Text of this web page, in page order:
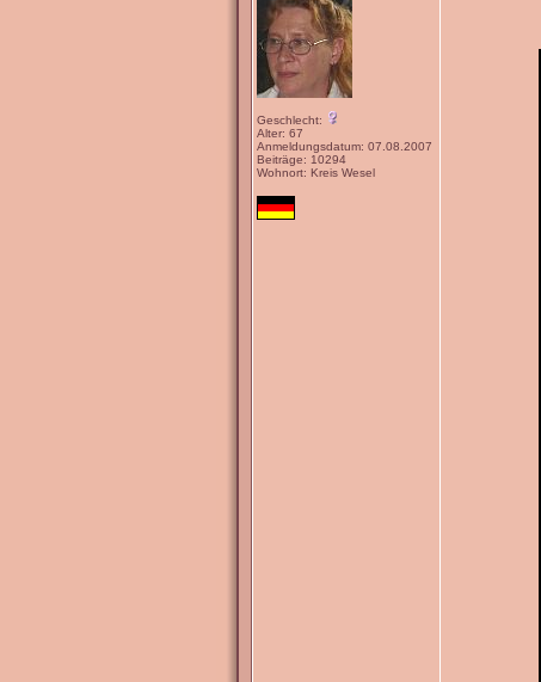
Geschlecht:
Alter: 67
Anmeldungsdatum: 07.08.2007
Beiträge: 10294
Wohnort: Kreis Wesel